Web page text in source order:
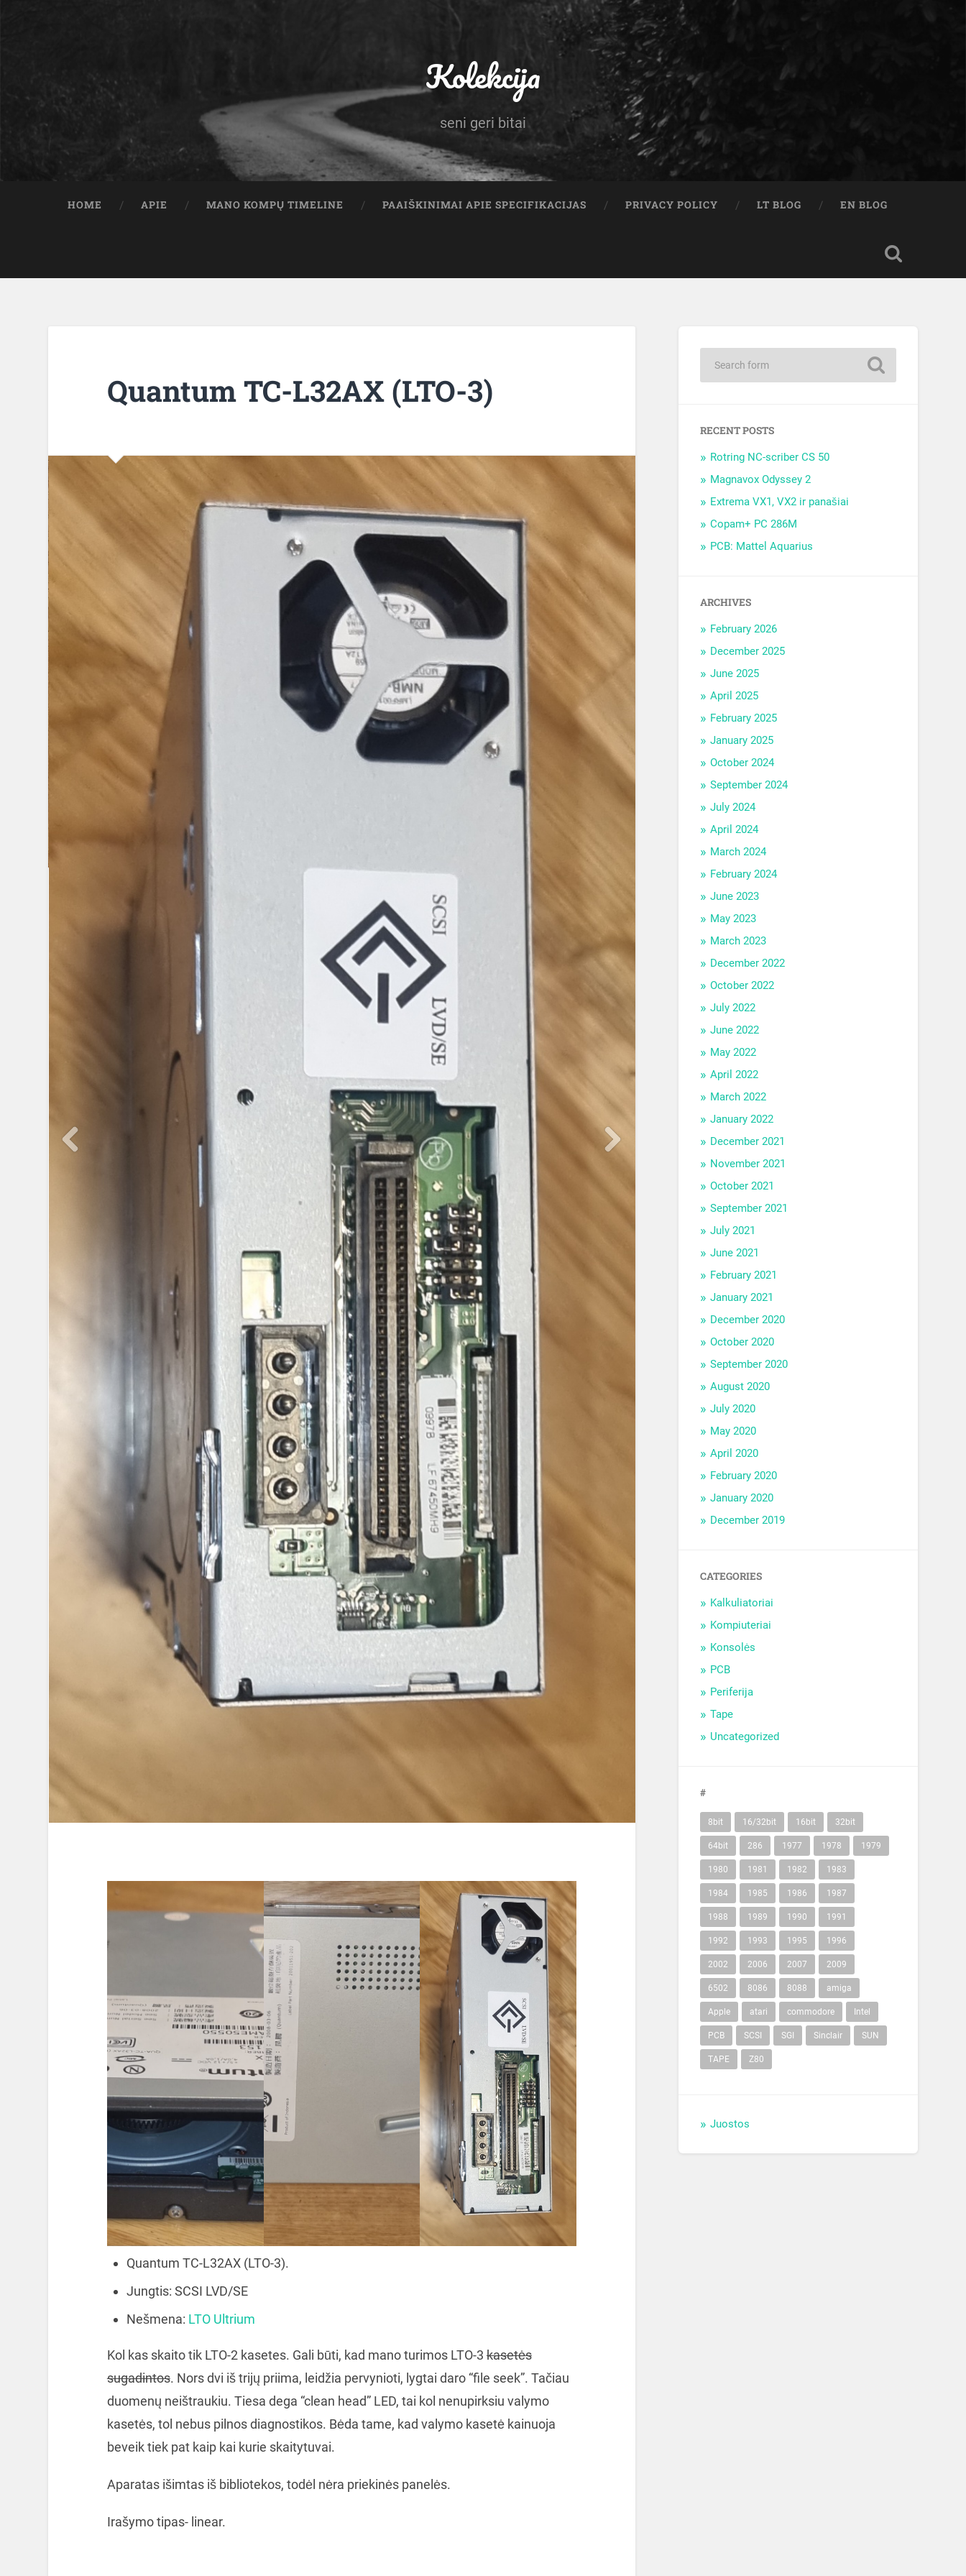
Kolekcija
seni geri bitai
HOME APIE MANO KOMPŲ TIMELINE PAAIŠKINIMAI APIE SPECIFIKACIJAS PRIVACY POLICY LT BLOG EN BLOG
Quantum TC-L32AX (LTO-3)
Quantum TC-L32AX (LTO-3).
Jungtis: SCSI LVD/SE
Nešmena: LTO Ultrium
Kol kas skaito tik LTO-2 kasetes. Gali būti, kad mano turimos LTO-3kasetės
sugadintos. Nors dvi iš trijų priima, leidžia pervynioti, lygtai daro “file seek”. Tačiau
duomenų neištraukiu. Tiesa dega “clean head” LED, tai kol nenupirksiu valymo
kasetės, tol nebus pilnos diagnostikos. Bėda tame, kad valymo kasetė kainuoja
beveik tiek pat kaip kai kurie skaitytuvai.
Aparatas išimtas iš bibliotekos, todėl nėra priekinės panelės.
Irašymo tipas- linear.
RECENT POSTS
Rotring NC-scriber CS 50
Magnavox Odyssey 2
Extrema VX1, VX2 ir panašiai
Copam+ PC 286M
PCB: Mattel Aquarius
ARCHIVES
February 2026
December 2025
June 2025
April 2025
February 2025
January 2025
October 2024
September 2024
July 2024
April 2024
March 2024
February 2024
June 2023
May 2023
March 2023
December 2022
October 2022
July 2022
June 2022
May 2022
April 2022
March 2022
January 2022
December 2021
November 2021
October 2021
September 2021
July 2021
June 2021
February 2021
January 2021
December 2020
October 2020
September 2020
August 2020
July 2020
May 2020
April 2020
February 2020
January 2020
December 2019
CATEGORIES
Kalkuliatoriai
Kompiuteriai
Konsolės
PCB
Periferija
Tape
Uncategorized
#
8bit 16/32bit 16bit 32bit
64bit 286 1977 1978 1979
1980 1981 1982 1983
1984 1985 1986 1987
1988 1989 1990 1991
1992 1993 1995 1996
2002 2006 2007 2009
6502 8086 8088 amiga
Apple atari commodore Intel
PCB SCSI SGI Sinclair SUN
TAPE Z80
Juostos